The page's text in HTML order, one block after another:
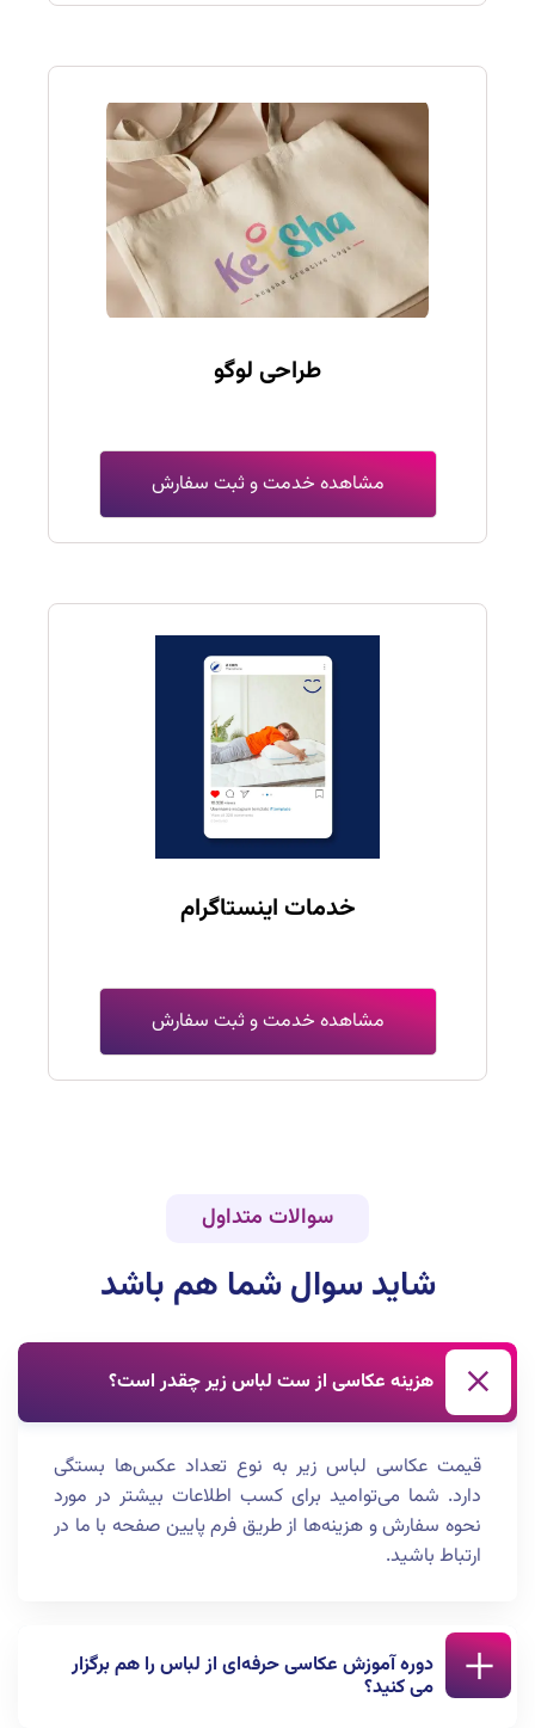
طراحی لوگو
مشاهده خدمت و ثبت سفارش
خدمات اینستاگرام
مشاهده خدمت و ثبت سفارش
سوالات متداول
شاید سوال شما هم باشد
هزینه عکاسی از ست لباس زیر چقدر است؟
قیمت عکاسی لباس زیر به نوع تعداد عکس‌ها بستگی
دارد. شما می‌توامید برای کسب اطلاعات بیشتر در مورد
نحوه سفارش و هزینه‌ها از طریق فرم پایین صفحه با ما در
ارتباط باشید.
دوره آموزش عکاسی حرفه‌ای از لباس را هم برگزار
می کنید؟